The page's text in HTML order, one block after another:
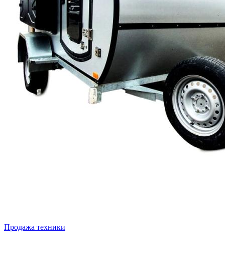
Продажа техники